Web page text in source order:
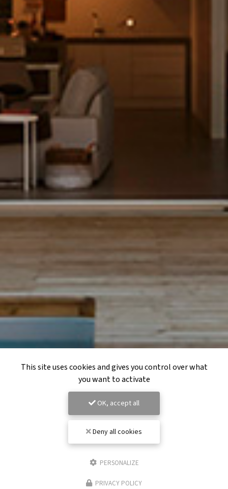
This site uses cookies and gives you control over what
you want to activate
OK, accept all
Deny all cookies
PERSONALIZE
PRIVACY POLICY